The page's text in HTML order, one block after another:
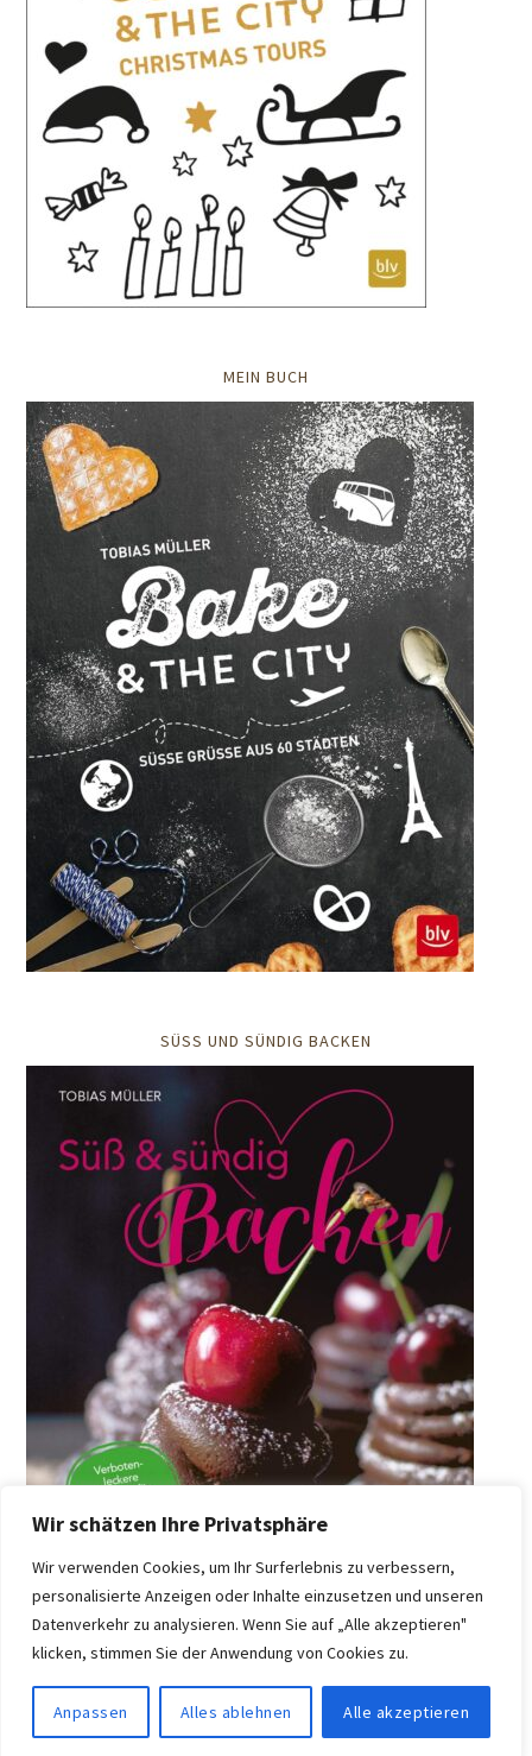
Wir schätzen Ihre Privatsphäre
Wir verwenden Cookies, um Ihr Surferlebnis zu verbessern,
personalisierte Anzeigen oder Inhalte einzusetzen und unseren
Datenverkehr zu analysieren. Wenn Sie auf „Alle akzeptieren"
klicken, stimmen Sie der Anwendung von Cookies zu.
Anpassen Alles ablehnen Alle akzeptieren
MEIN BUCH
SÜSS UND SÜNDIG BACKEN